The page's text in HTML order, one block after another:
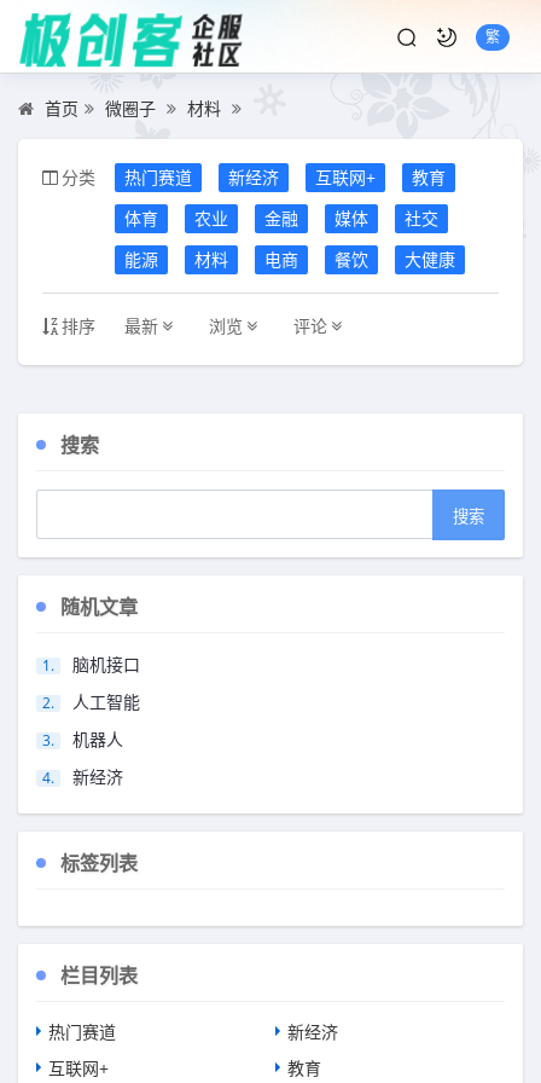
繁
首页 微圈子 材料
分类 热门赛道 新经济 互联网+
教育
体育
农业 金融 媒体
社交
能源
材料 电商 餐饮 大健康
排序 最新 浏览 评论
搜索
随机文章
脑机接口
人工智能
机器人
新经济
标签列表
栏目列表
热门赛道
新经济
互联网+
教育